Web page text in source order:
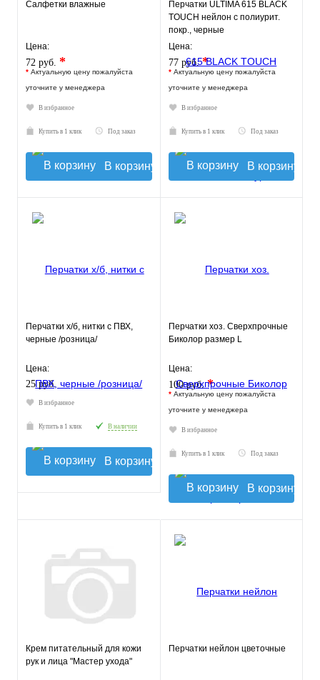
Салфетки влажные
Цена:
72 руб. *
* Актуальную цену пожалуйста
уточните у менеджера
В избранное
Купить в 1 клик Под заказ
В корзину
Перчатки ULTIMA 615 BLACK
TOUCH нейлон с полиурит.
покр., черные
Цена:
77 руб.*
* Актуальную цену пожалуйста
уточните у менеджера
В избранное
Купить в 1 клик Под заказ
В корзину
Перчатки х/б, нитки с ПВХ,
черные /розница/
Цена:
25 руб.
В избранное
Купить в 1 клик В наличии
В корзину
Перчатки хоз. Сверхпрочные
Биколор размер L
Цена:
100 руб.*
* Актуальную цену пожалуйста
уточните у менеджера
В избранное
Купить в 1 клик Под заказ
В корзину
Крем питательный для кожи
рук и лица "Мастер ухода"
Перчатки нейлон цветочные